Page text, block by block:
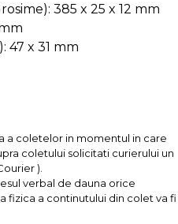
385 x 25 x 12 mm
47 x 31 mm
a coletelor in momentul in care
coletului solicitati curierului un
).
verbal de dauna orice
a continutului din colet va fi